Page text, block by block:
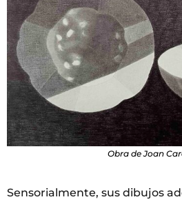
Obra de Joan
Sensorialmente, sus dibujos